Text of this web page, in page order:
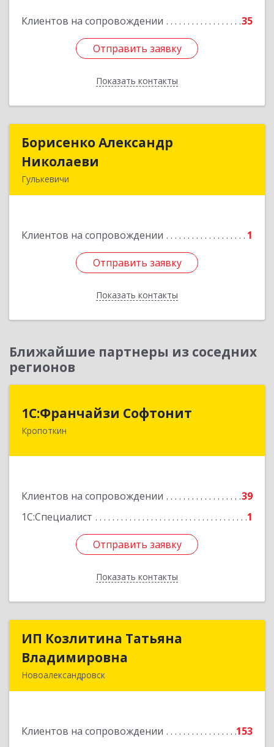
Клиентов на сопровождении 35
Отправить заявку
Показать контакты
Подробнее
Отправить заявку
Назад
Борисенко Александр
Николаеви
Гулькевичи
Клиентов на сопровождении 1
Отправить заявку
Показать контакты
Борисенко Александр
Отправить заявку
Назад
Ближайшие партнеры из соседних
регионов
1С:Франчайзи Софтонит
Кропоткин
Клиентов на сопровождении
39
1С:Специалист
1
Отправить заявку
Показать контакты
1С:Франчайзи Софтонит
352380, Краснодарский край, Кавказский р-н,
Отправить заявку
Назад
ИП Козлитина Татьяна
Владимировна
Новоалександровск
Клиентов на сопровождении 153
ИП Козлитина Татьяна
Подробнее